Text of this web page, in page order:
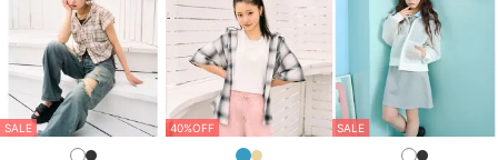
SALE 40%OFF SALE